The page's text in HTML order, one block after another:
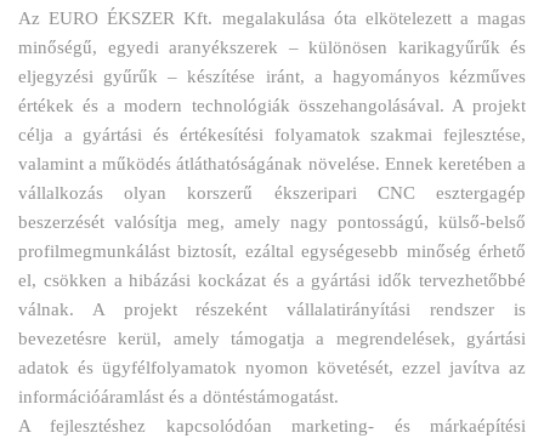
Az EURO ÉKSZER Kft. megalakulása óta elkötelezett a magas
minőségű, egyedi aranyékszerek – különösen karikagyűrűk és
eljegyzési gyűrűk – készítése iránt, a hagyományos kézműves
értékek és a modern technológiák összehangolásával. A projekt
célja a gyártási és értékesítési folyamatok szakmai fejlesztése,
valamint a működés átláthatóságának növelése. Ennek keretében a
vállalkozás olyan korszerű ékszeripari CNC esztergagép
beszerzését valósítja meg, amely nagy pontosságú, külső-belső
profilmegmunkálást biztosít, ezáltal egységesebb minőség érhető
el, csökken a hibázási kockázat és a gyártási idők tervezhetőbbé
válnak. A projekt részeként vállalatirányítási rendszer is
bevezetésre kerül, amely támogatja a megrendelések, gyártási
adatok és ügyfélfolyamatok nyomon követését, ezzel javítva az
információáramlást és a döntéstámogatást.
A fejlesztéshez kapcsolódóan marketing- és márkaépítési